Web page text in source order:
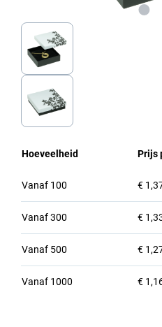
Hoeveelheid Prijs
Vanaf 100 €
Vanaf300 €
Vanaf 500 €
Vanaf 1000 €